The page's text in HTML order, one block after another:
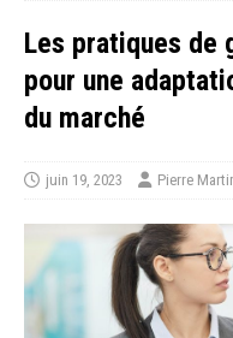
Les pratiques de
pour une
du marché
juin 19, 2023 Pierre